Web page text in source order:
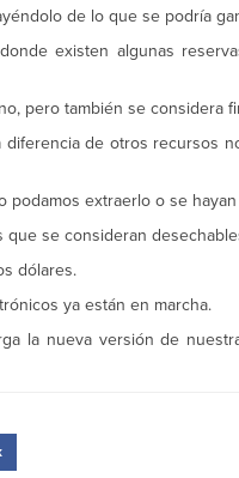
de lo que se podría
existen algunas
pero también se considera
de otros recursos
extraerlo o se
se consideran
dólares.
ya están en marcha.
la nueva versión de